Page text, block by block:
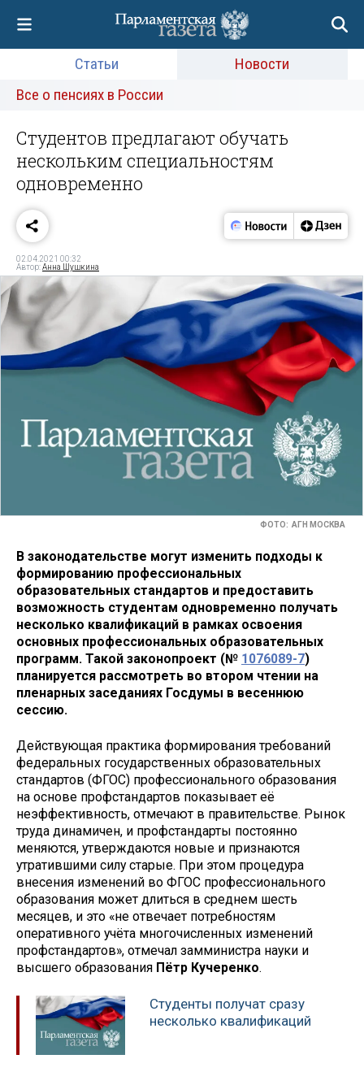
Статьи
Новости
Все о пенсиях в России
Студентов предлагают обучать
нескольким специальностям
одновременно
02.04.2021 00:32
Автор:Анна Шушкина
ФОТО: АГН МОСКВА
В законодательстве могут изменить подходы к
формированию профессиональных
образовательных стандартов и предоставить
возможность студентам одновременно получать
несколько квалификаций в рамках освоения
основных профессиональных образовательных
программ. Такой законопроект (№ 1076089-7)
планируется рассмотреть во втором чтении на
пленарных заседаниях Госдумы в весеннюю
сессию.
Действующая практика формирования требований
федеральных государственных образовательных
стандартов (ФГОС) профессионального образования
на основе профстандартов показывает её
неэффективность, отмечают в правительстве. Рынок
труда динамичен, и профстандарты постоянно
меняются, утверждаются новые и признаются
утратившими силу старые. При этом процедура
внесения изменений во ФГОС профессионального
образования может длиться в среднем шесть
месяцев, и это «не отвечает потребностям
оперативного учёта многочисленных изменений
профстандартов», отмечал замминистра науки и
высшего образования Пётр Кучеренко.
Студенты получат сразу
несколько квалификаций